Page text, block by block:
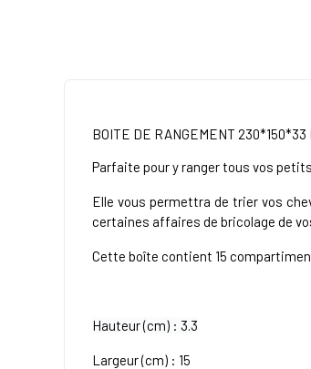
BOITE DE RANGEMENT 230*150*33
Parfaite pour y ranger tous vos
Elle vous permettra de trier vos
certaines affaires de bricolage de
Cette boîte contient 15
Hauteur (cm) : 3.3
Largeur (cm) : 15